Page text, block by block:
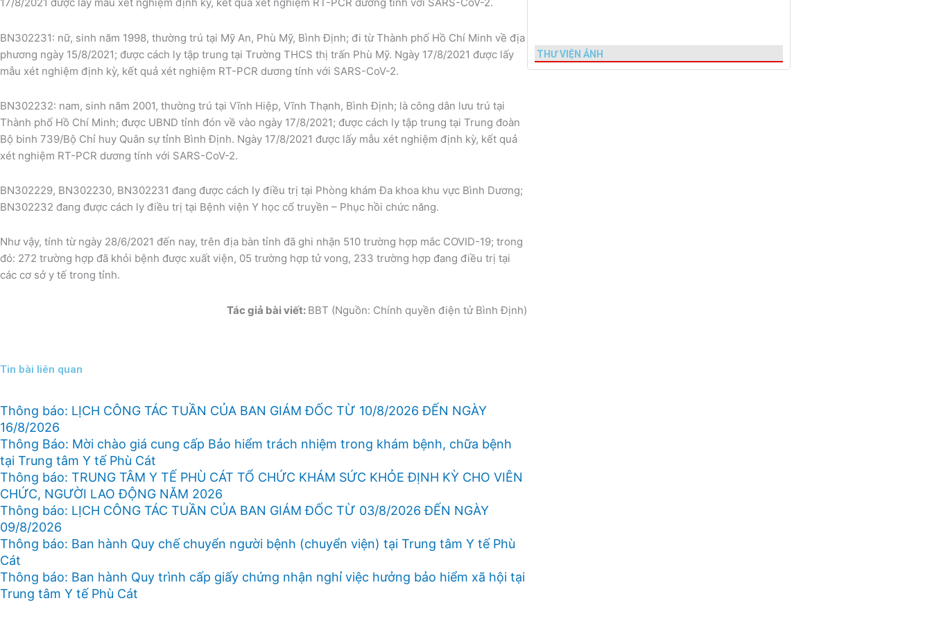
BN302231: nữ, sinh năm 1998, thường trú tại Mỹ An, Phù Mỹ, Bình Định; đi từ Thành phố Hồ Chí Minh về địa
phương ngày 15/8/2021; được cách ly tập trung tại Trường THCS thị trấn Phù Mỹ. Ngày 17/8/2021 được lấy
mẫu xét nghiệm định kỳ, kết quả xét nghiệm RT-PCR dương tính với SARS-CoV-2.
BN302232: nam, sinh năm 2001, thường trú tại Vĩnh Hiệp, Vĩnh Thạnh, Bình Định; là công dân lưu trú tại
Thành phố Hồ Chí Minh; được UBND tỉnh đón về vào ngày 17/8/2021; được cách ly tập trung tại Trung đoàn
Bộ binh 739/Bộ Chỉ huy Quân sự tỉnh Bình Định. Ngày 17/8/2021 được lấy mẫu xét nghiệm định kỳ, kết quả
xét nghiệm RT-PCR dương tính với SARS-CoV-2.
BN302229, BN302230, BN302231 đang được cách ly điều trị tại Phòng khám Đa khoa khu vực Bình Dương;
BN302232 đang được cách ly điều trị tại Bệnh viện Y học cổ truyền – Phục hồi chức năng.
Như vậy, tính từ ngày 28/6/2021 đến nay, trên địa bàn tỉnh đã ghi nhận 510 trường hợp mắc COVID-19; trong
đó: 272 trường hợp đã khỏi bệnh được xuất viện, 05 trường hợp tử vong, 233 trường hợp đang điều trị tại
các cơ sở y tế trong tỉnh.
Tác giả bài viết: BBT (Nguồn: Chính quyền điện tử Bình Định)
Tin bài liên quan
Thông báo: LỊCH CÔNG TÁC TUẦN CỦA BAN GIÁM ĐỐC TỪ 10/8/2026 ĐẾN NGÀY
16/8/2026
Thông Báo: Mời chào giá cung cấp Bảo hiểm trách nhiệm trong khám bệnh, chữa bệnh
tại Trung tâm Y tế Phù Cát
Thông báo: TRUNG TÂM Y TẾ PHÙ CÁT TỔ CHỨC KHÁM SỨC KHỎE ĐỊNH KỲ CHO VIÊN
CHỨC, NGƯỜI LAO ĐỘNG NĂM 2026
Thông báo: LỊCH CÔNG TÁC TUẦN CỦA BAN GIÁM ĐỐC TỪ 03/8/2026 ĐẾN NGÀY
09/8/2026
Thông báo: Ban hành Quy chế chuyển người bệnh (chuyển viện) tại Trung tâm Y tế Phù
Cát
Thông báo: Ban hành Quy trình cấp giấy chứng nhận nghỉ việc hưởng bảo hiểm xã hội tại
Trung tâm Y tế Phù Cát
THƯ VIỆN ẢNH